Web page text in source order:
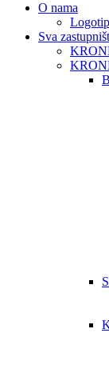
O nama
Logotip
Sva